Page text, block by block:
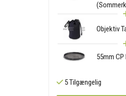
Objektiv
55mm CP
5 Tilgængelig